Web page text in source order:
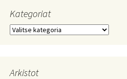
Kategoriat
Kategoriat
Arkistot